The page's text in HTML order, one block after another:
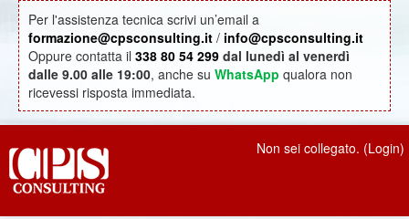
Per l'assistenza tecnica scrivi un’email a
formazione@cpsconsulting.it / info@cpsconsulting.it
Oppure contatta il 338 80 54 299 dal lunedì al venerdì
dalle 9.00 alle 19:00, anche su WhatsApp qualora non
ricevessi risposta immediata.
Non sei collegato. (Login)